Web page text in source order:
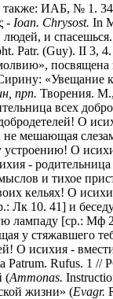
также: ИАБ, № 1.
- Ioan. Chrysost. In
и
Patr. (Guy). II 3,
«Увещание
прп. Творения.
всех
О
мешающая
О
- родительница
и тихое
кельях! О
Лк 10. 41] и
лампаду [ср.: Мф
у стяжавшего
О исихия -
Patrum. Rufus. 1 //
(Ammonas.
жизни» (Evagr.